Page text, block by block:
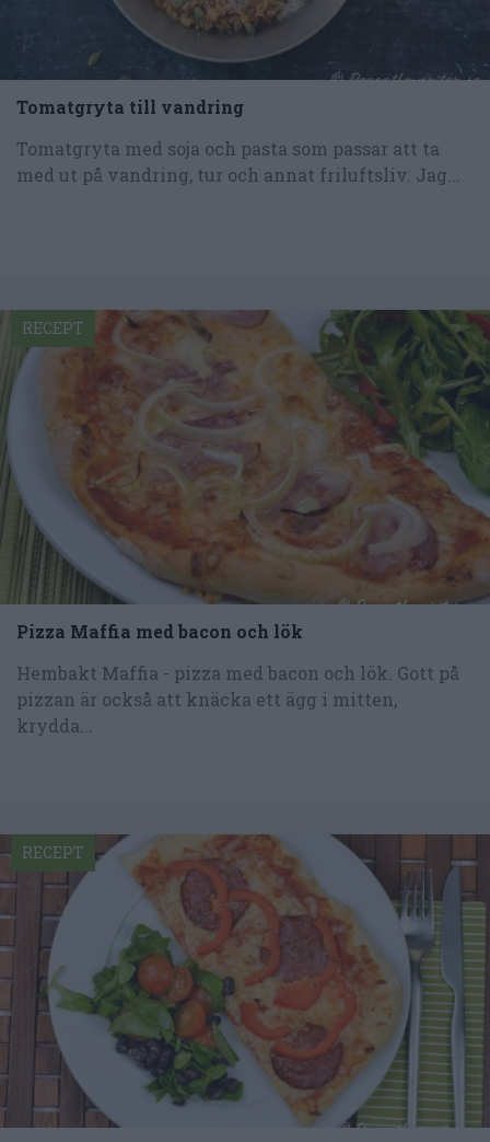
Tomatgryta till vandring
Tomatgryta med soja och pasta som passar att ta
med ut på vandring, tur och annat friluftsliv. Jag...
Pizza Maffia med bacon och lök
Hembakt Maffia - pizza med bacon och lök. Gott på
pizzan är också att knäcka ett ägg i mitten,
krydda...
RECEPT
RECEPT